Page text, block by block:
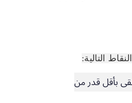
التالية:
بأقل قدر من